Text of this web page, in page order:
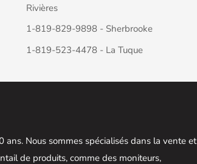
Rivières
1-819-829-9898 - Sherbrooke
1-819-523-4478 - La Tuque
Nous sommes spécialisés dans la vente et
de produits, comme des moniteurs,